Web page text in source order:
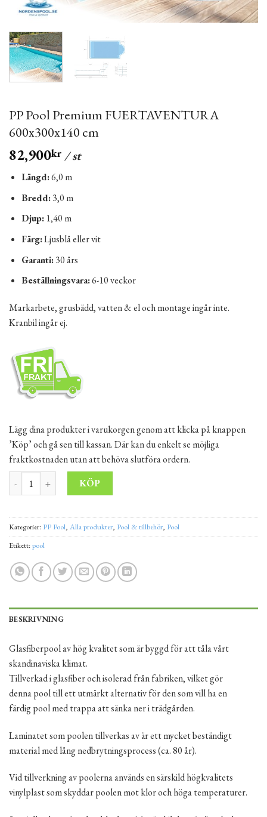
PP Pool Premium FUERTAVENTURA
600x300x140 cm
82,900kr / st
Längd:6,0 m
Bredd:3,0 m
Djup:1,40 m
Färg:Ljusblå eller vit
Garanti:30 års
Beställningsvara:6-10 veckor
Markarbete, grusbädd, vatten & el och montage ingår inte.
Kranbil ingår ej.
Lägg dina produkter i varukorgen genom att klicka på knappen
’Köp’ och gå sen till kassan. Där kan du enkelt se möjliga
fraktkostnaden utan att behöva slutföra ordern.
PP Pool Premium FUERTAVENTURA 600x300x140 cm mängd
KÖP
Kategorier: PP Pool, Alla produkter, Pool & tillbehör, Pool
Etikett:pool
BESKRIVNING
Glasfiberpool av hög kvalitet som är byggd för att tåla vårt
skandinaviska klimat.
Tillverkad i glasfiber och isolerad från fabriken, vilket gör
denna pool till ett utmärkt alternativ för den som vill ha en
färdig pool med trappa att sänka ner i trädgården.
Laminatet som poolen tillverkas av är ett mycket beständigt
material med lång nedbrytningsprocess (ca. 80 år).
Vid tillverkning av poolerna används en särskild högkvalitets
vinylplast som skyddar poolen mot klor och höga temperaturer.